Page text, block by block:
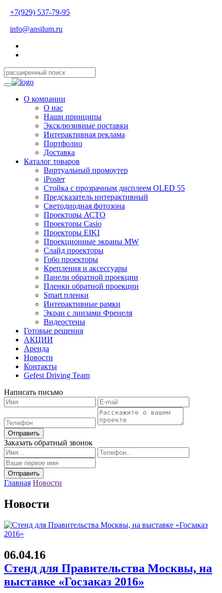
+7(929) 537-79-95
info@ansilum.ru
О компании
О нас
Наши принципы
Эксклюзивные поставки
Интерактивная реклама
Портфолио
Доставка
Каталог товаров
Виртуальный промоутер
iPoster
Стойка с прозрачным дисплеем OLED 55
Предсказатель интерактивный
Светодиодная фотозона
Проекторы АСТО
Проекторы Casio
Проекторы EIKI
Проекционные экраны MW
Слайд проекторы
Гобо проекторы
Крепления и аксессуары
Панели обратной проекции
Пленки обратной проекции
Smart пленки
Интерактивные рамки
Экран с линзами Френеля
Видеостены
Готовые решения
АКЦИИ
Аренда
Новости
Контакты
Gefest Driving Team
Написать письмо
Отправить
Заказать обратный звонок
Главная Новости
Новости
06.04.16
Стенд для Правительства Москвы, на
выставке «Госзаказ 2016»